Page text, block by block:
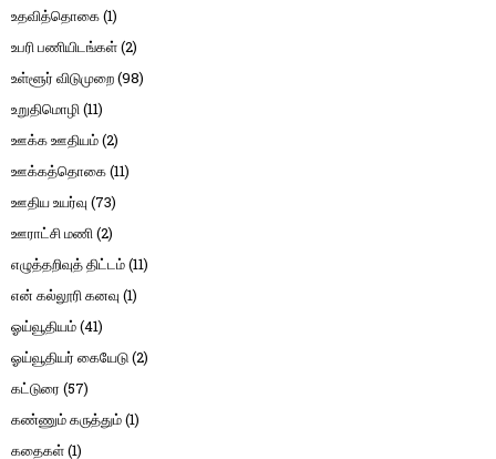
உதவித்தொகை(1)
உபரி பணியிடங்கள்(2)
உள்ளூர் விடுமுறை(98)
உறுதிமொழி(11)
ஊக்க ஊதியம்(2)
ஊக்கத்தொகை(11)
ஊதிய உயர்வு (73)
ஊராட்சி மணி(2)
எழுத்தறிவுத் திட்டம்(11)
என் கல்லூரி கனவு (1)
ஓய்வூதியம்(41)
ஓய்வூதியர் கையேடு(2)
கட்டுரை (57)
கண்ணும் கருத்தும்(1)
கதைகள்(1)